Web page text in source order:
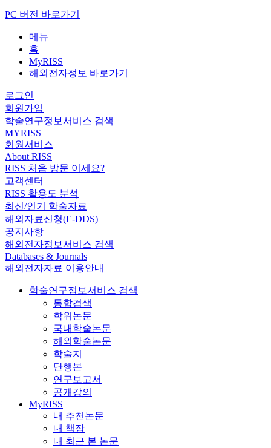
PC 버전 바로가기
메뉴
홈
MyRISS
해외전자정보 바로가기
로그인
회원가입
학술연구정보서비스 검색
MYRISS
회원서비스
About RISS
RISS 처음 방문 이세요?
고객센터
RISS 활용도 분석
최신/인기 학술자료
해외자료신청(E-DDS)
공지사항
해외전자정보서비스 검색
Databases & Journals
해외전자자료 이용안내
학술연구정보서비스 검색
통합검색
학위논문
국내학술논문
해외학술논문
학술지
단행본
연구보고서
공개강의
MyRISS
내 추천논문
내 책장
내 최근 본 논문